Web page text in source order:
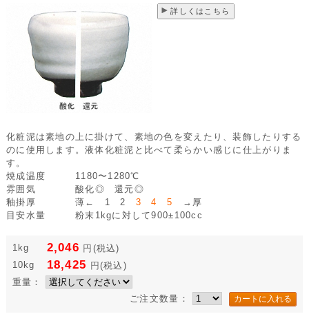
詳しくはこちら
化粧泥は素地の上に掛けて、素地の色を変えたり、装飾したりする
のに使用します。液体化粧泥と比べて柔らかい感じに仕上がりま
す。
焼成温度
1180〜1280℃
雰囲気
酸化◎ 還元◎
釉掛厚
薄← 1 2 3 4 5
→厚
目安水量
粉末1kgに対して900±100cc
1kg 2,046 円 (税込)
10kg
18,425 円 (税込)
重量：
ご注文数量：